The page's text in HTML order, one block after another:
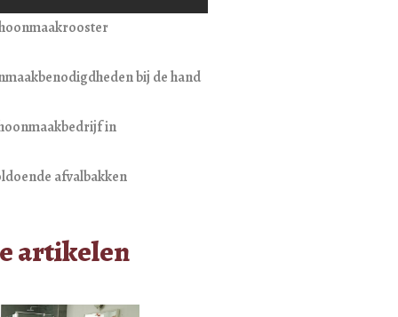
bij de hand
in
afvalbakken
artikelen